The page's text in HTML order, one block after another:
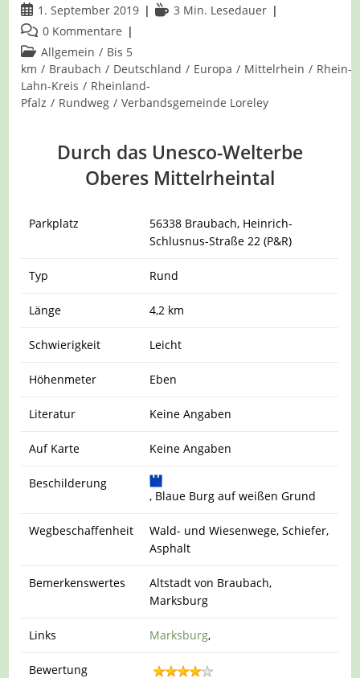
Beitrag
veröffentlicht:
1. September 2019 Lesedauer:
3 Min. Lesedauer
Beitrags-
Kommentare:
0 Kommentare
Beitrags-
Kategorie:
Allgemein / Bis 5
km / Braubach / Deutschland / Europa / Mittelrhein / Rhein-
Lahn-Kreis / Rheinland-
Pfalz / Rundweg / Verbandsgemeinde Loreley
Durch das Unesco-Welterbe
Oberes Mittelrheintal
Parkplatz
56338 Braubach, Heinrich-
Schlusnus-Straße 22 (P&R)
Typ Rund
Länge 4,2 km
Schwierigkeit Leicht
Höhenmeter Eben
Literatur Keine Angaben
Auf Karte Keine Angaben
Beschilderung
, Blaue Burg auf weißen Grund
Wegbeschaffenheit
Wald- und Wiesenwege, Schiefer,
Asphalt
Bemerkenswertes
Altstadt von Braubach,
Marksburg
Links Marksburg,
Bewertung